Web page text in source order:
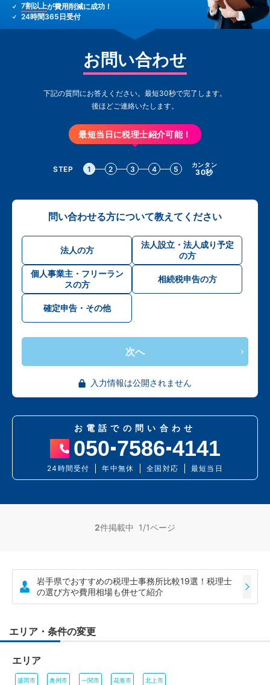
7割以上が費用削減に成功！
24時間365日受付
お問い合わせ
下記の質問にお答えください。最短30秒で完了します。
後ほどご連絡いたします。
最短当日に税理士紹介可能！
STEP 1 2 3 4 5 カンタン
30秒
問い合わせる方について教えてください
法人の方
法人設立・法人成り予定
の方
個人事業主・フリーラン
スの方
相続税申告の方
確定申告・その他
次へ
入力情報は公開されません
お電話での問い合わせ
050 7586 4141
24時間受付 年中無休 全国対応 最短当日
2件掲載中 1/1ページ
岩手県でおすすめの税理士事務所比較19選！税理士
の選び方や費用相場も併せて紹介
エリア・条件の変更
エリア
盛岡市 奥州市 一関市 花巻市 北上市